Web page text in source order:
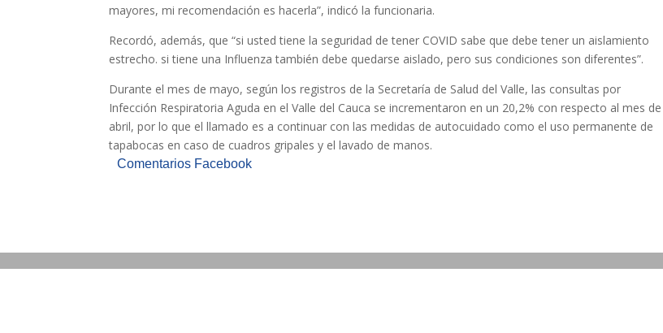
mayores, mi recomendación es hacerla”, indicó la funcionaria.
Recordó, además, que “si usted tiene la seguridad de tener COVID sabe que debe tener un aislamiento
estrecho. si tiene una Influenza también debe quedarse aislado, pero sus condiciones son diferentes”.
Durante el mes de mayo, según los registros de la Secretaría de Salud del Valle, las consultas por
Infección Respiratoria Aguda en el Valle del Cauca se incrementaron en un 20,2% con respecto al mes de
abril, por lo que el llamado es a continuar con las medidas de autocuidado como el uso permanente de
tapabocas en caso de cuadros gripales y el lavado de manos.
Comentarios Facebook